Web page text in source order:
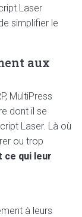
Laser
simplifier le
aux
MultiPress
dont il se
Laser. Là où
ou trop
qui leur
à leurs